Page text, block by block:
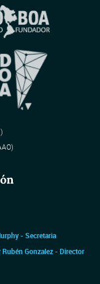
- Secretaria
Rubén Gonzalez - Director